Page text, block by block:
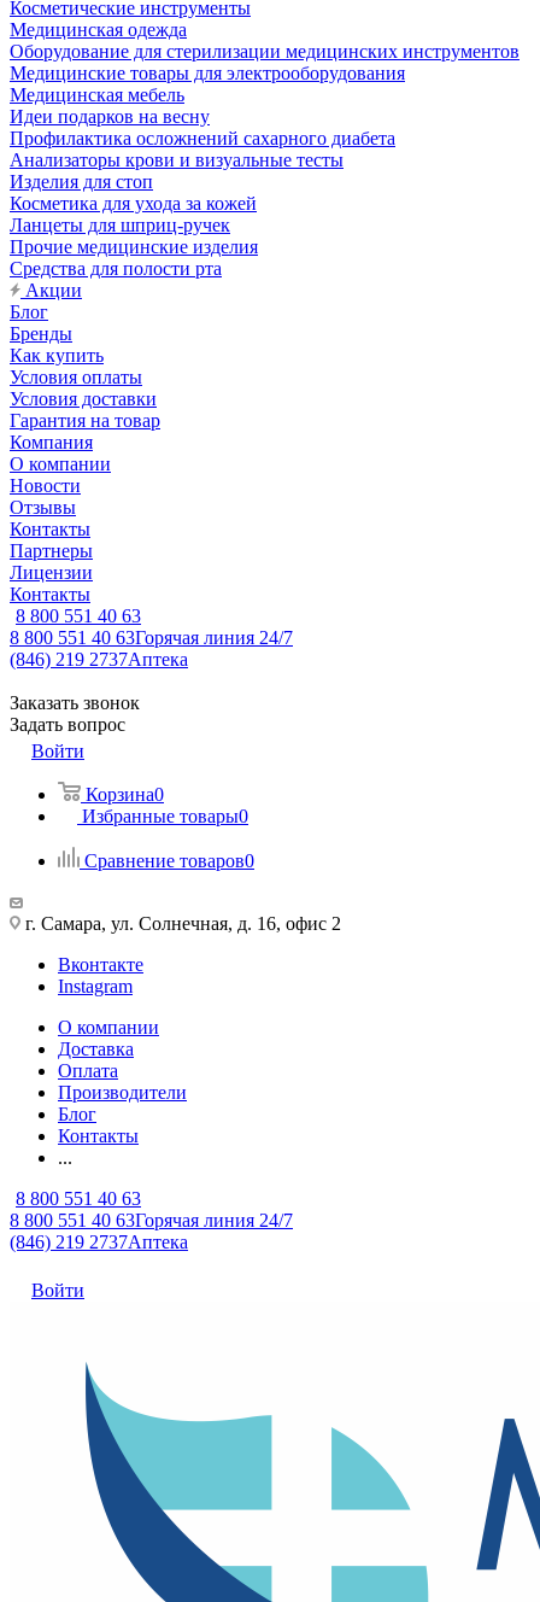
Косметические инструменты
Медицинская одежда
Оборудование для стерилизации медицинских инструментов
Медицинские товары для электрооборудования
Медицинская мебель
Идеи подарков на весну
Профилактика осложнений сахарного диабета
Анализаторы крови и визуальные тесты
Изделия для стоп
Косметика для ухода за кожей
Ланцеты для шприц-ручек
Прочие медицинские изделия
Средства для полости рта
Акции
Блог
Бренды
Как купить
Условия оплаты
Условия доставки
Гарантия на товар
Компания
О компании
Новости
Отзывы
Контакты
Партнеры
Лицензии
Контакты
8 800 551 40 63
8 800 551 40 63Горячая линия 24/7
(846) 219 2737Аптека
Заказать звонок
Задать вопрос
Войти
Корзина0
Избранные товары0
Сравнение товаров0
г. Самара, ул. Солнечная, д. 16, офис 2
Вконтакте
Instagram
О компании
Доставка
Оплата
Производители
Блог
Контакты
...
8 800 551 40 63
8 800 551 40 63Горячая линия 24/7
(846) 219 2737Аптека
Войти